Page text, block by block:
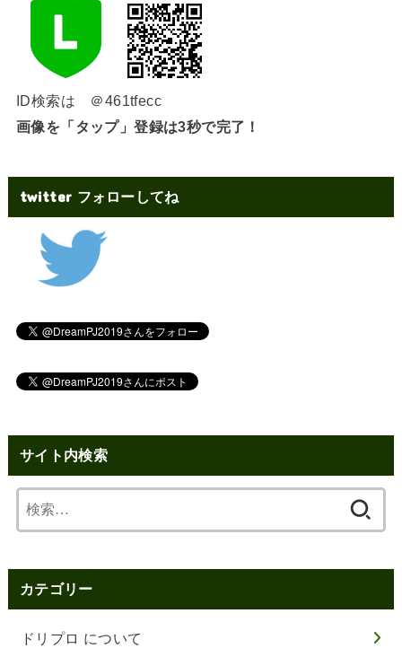
ID検索は ＠461tfecc
画像を「タップ」登録は3秒で完了！
twitter フォローしてね
サイト内検索
索:
カテゴリー
ドリプロ について